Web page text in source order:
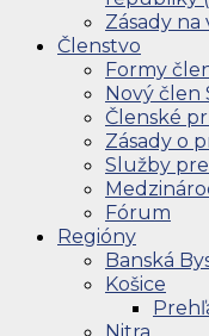
Zásady
Členstvo
Formy
Nový člen
Členské
Zásady o
Služby
Fórum
Regióny
Banská
Košice
Nitra